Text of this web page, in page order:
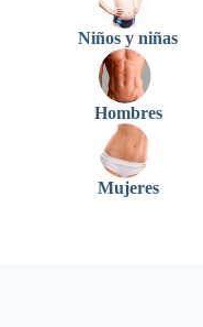
Niños y niñas
Hombres
Mujeres